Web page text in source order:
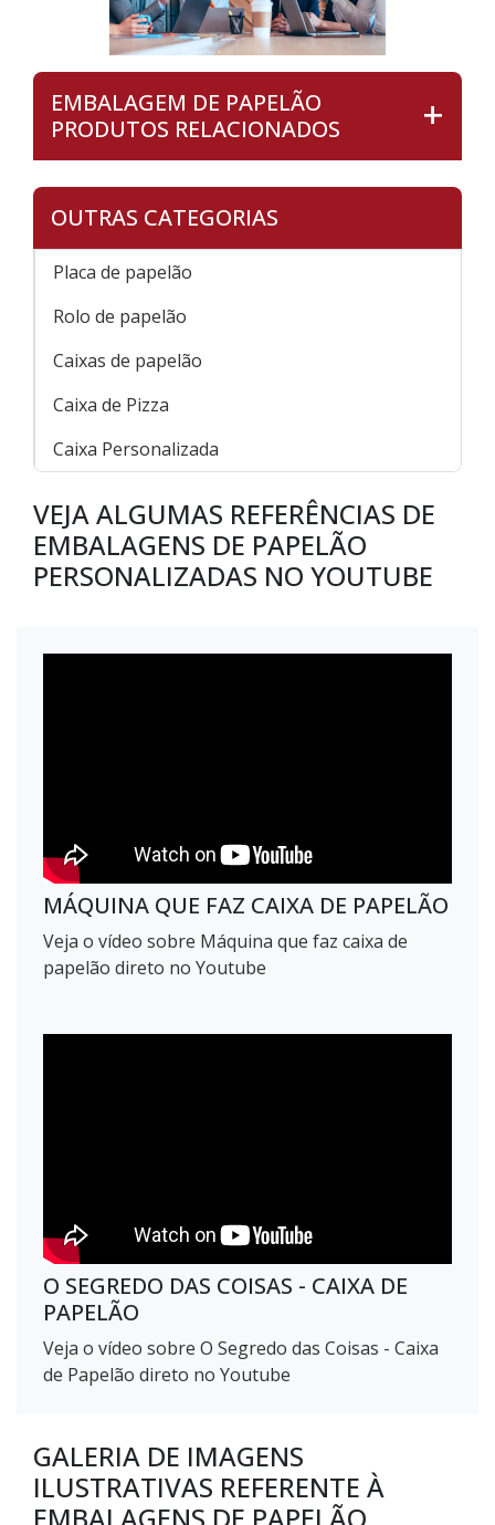
EMBALAGEM DE PAPELÃO
PRODUTOS RELACIONADOS
OUTRAS CATEGORIAS
Placa de papelão
Rolo de papelão
Caixas de papelão
Caixa de Pizza
Caixa Personalizada
VEJA ALGUMAS REFERÊNCIAS DE
EMBALAGENS DE PAPELÃO
PERSONALIZADAS NO YOUTUBE
MÁQUINA QUE FAZ CAIXA DE PAPELÃO
Veja o vídeo sobre Máquina que faz caixa de
papelão direto no Youtube
O SEGREDO DAS COISAS - CAIXA DE
PAPELÃO
Veja o vídeo sobre O Segredo das Coisas - Caixa
de Papelão direto no Youtube
GALERIA DE IMAGENS
ILUSTRATIVAS REFERENTE À